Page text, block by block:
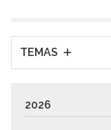
TEMAS
2026